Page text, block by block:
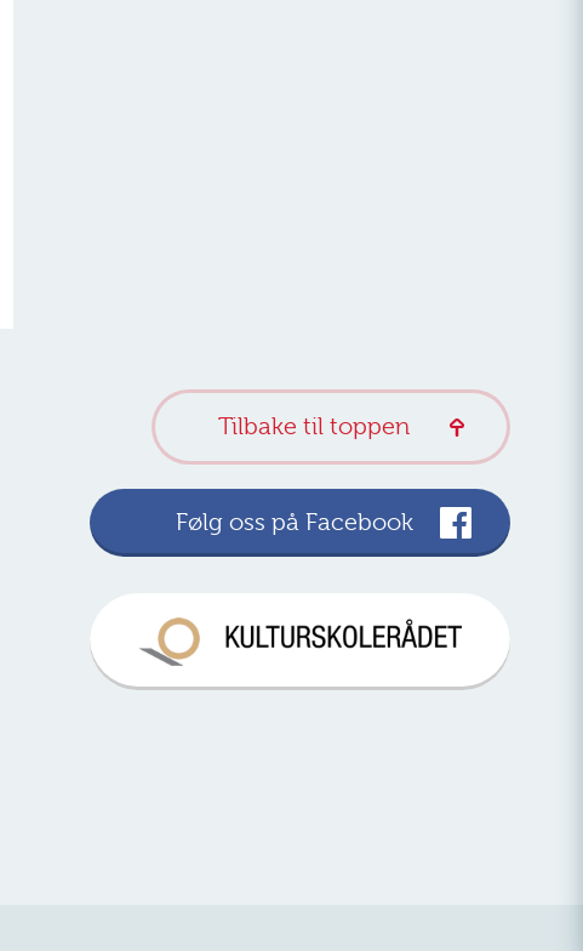
Tilbake til toppen
Følg oss på Facebook